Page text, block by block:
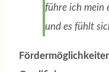
führe ich mein
und es fühlt